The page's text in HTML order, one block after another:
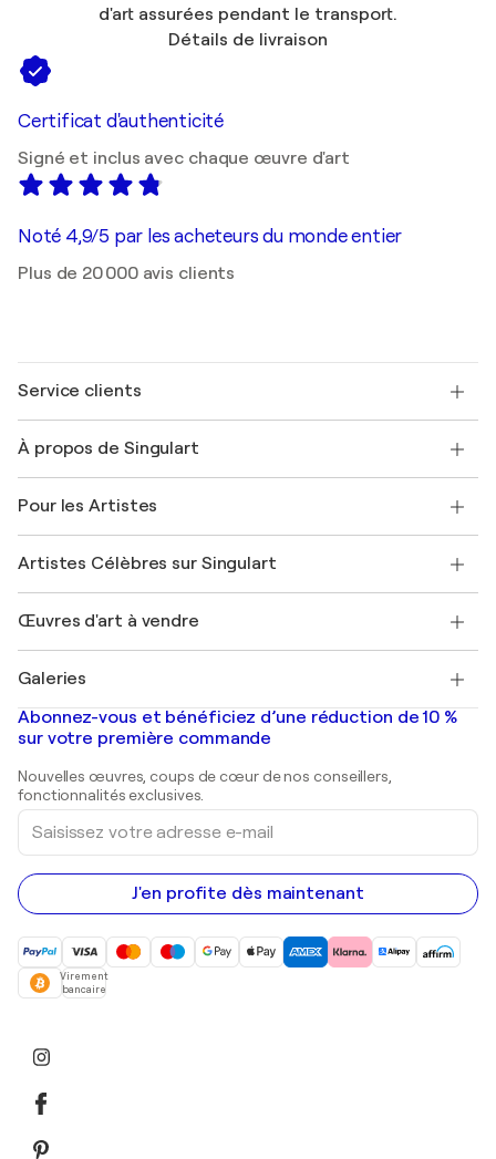
d'art assurées pendant le transport.
Détails de livraison
Certificat d'authenticité
Signé et inclus avec chaque œuvre d'art
Noté 4,9/5 par les acheteurs du monde entier
Plus de 20 000 avis clients
Service clients
Expédition
Offrir une carte cadeau
Rejoignez notre programme commercial
Mon compte
+33 1 76 44 06 42
À propos de Singulart
FAQ
Magazine Singulart
Emplois
Découvrez une sélection d'art original
Pour les Artistes
Se connecter en tant qu'Artiste
Artistes Célèbres sur Singulart
Marc Chagall
Banksy
Mr. Brainwash
Shepard Fairey
Œuvres d'art à vendre
Tableaux abstraits à vendre
Peintures de paysage
Estampes
Peintures acryliques
Galeries
Galeries d'art en France
Galeries d'art en Belgique
Abonnez-vous et bénéficiez d’une réduction de 10 %
sur votre première commande
Nouvelles œuvres, coups de cœur de nos conseillers,
fonctionnalités exclusives.
Saisissez
votre
adresse
e-
mail
J'en profite dès maintenant
Virement
bancaire